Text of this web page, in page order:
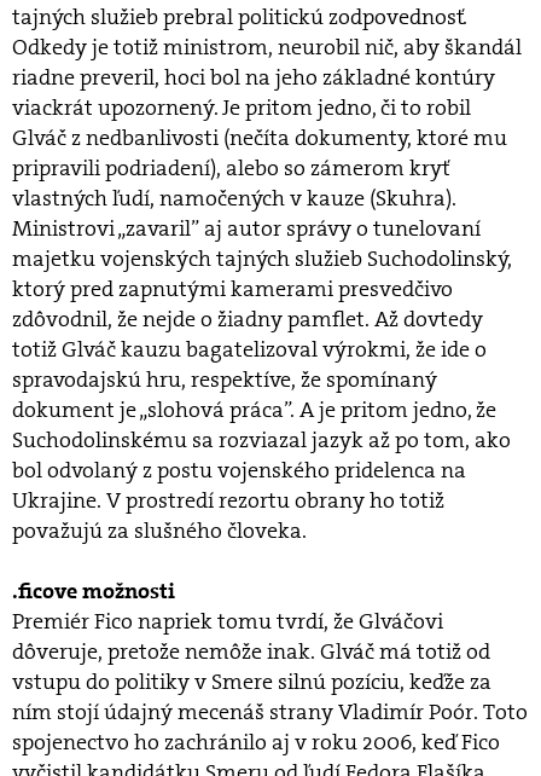
tajných služieb prebral politickú zodpovednosť.
Odkedy je totiž ministrom, neurobil nič, aby škandál
riadne preveril, hoci bol na jeho základné kontúry
viackrát upozornený. Je pritom jedno, či to robil
Glváč z nedbanlivosti (nečíta dokumenty, ktoré mu
pripravili podriadení), alebo so zámerom kryť
vlastných ľudí, namočených v kauze (Skuhra).
Ministrovi „zavaril” aj autor správy o tunelovaní
majetku vojenských tajných služieb Suchodolinský,
ktorý pred zapnutými kamerami presvedčivo
zdôvodnil, že nejde o žiadny pamflet. Až dovtedy
totiž Glváč kauzu bagatelizoval výrokmi, že ide o
spravodajskú hru, respektíve, že spomínaný
dokument je „slohová práca”. A je pritom jedno, že
Suchodolinskému sa rozviazal jazyk až po tom, ako
bol odvolaný z postu vojenského pridelenca na
Ukrajine. V prostredí rezortu obrany ho totiž
považujú za slušného človeka.
.ficove možnosti
Premiér Fico napriek tomu tvrdí, že Glváčovi
dôveruje, pretože nemôže inak. Glváč má totiž od
vstupu do politiky v Smere silnú pozíciu, keďže za
ním stojí údajný mecenáš strany Vladimír Poór. Toto
spojenectvo ho zachránilo aj v roku 2006, keď Fico